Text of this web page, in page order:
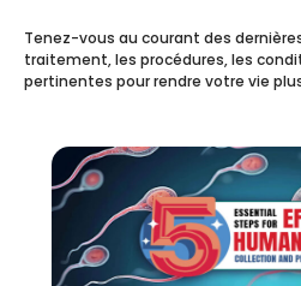
Tenez-vous au courant des
traitement, les procédures, les
pertinentes pour rendre votre vie